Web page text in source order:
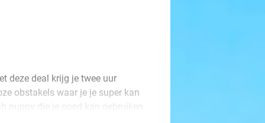
deze deal krijg je twee uur
obstakels waar je je super kan
puppy die je goed kan gebruiken